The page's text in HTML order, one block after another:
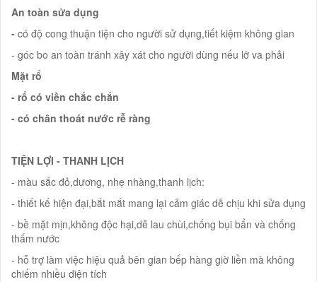
An toàn sửa dụng
- có độ cong thuận tiện cho người sử dụng,tiết kiệm không gian
- góc bo an toàn tránh xây xát cho người dùng nếu lỡ va phải
Mặt rổ
- rổ có viền chắc chắn
- có chân thoát nước rễ ràng
TIỆN LỢI - THANH LỊCH
- màu sắc đỏ,dương, nhẹ nhàng,thanh lịch:
- thiết kế hiện đại,bắt mắt mang lại cảm giác dễ chịu khi sửa dụng
- bề mặt mịn,không độc hại,dễ lau chùi,chống bụi bẩn và chống
thấm nước
- hỗ trợ làm việc hiệu quả bên gian bếp hàng giờ liền mà không
chiếm nhiều diện tích